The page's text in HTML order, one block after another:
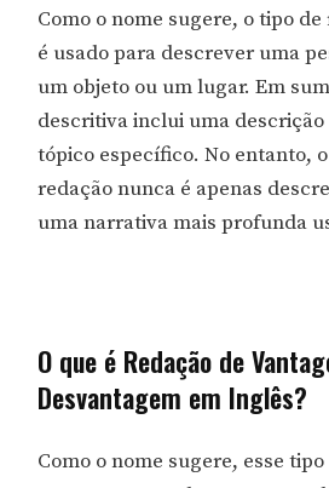
Como o nome sugere, o tipo
é usado para descrever uma
um objeto ou um lugar. Em
descritiva inclui uma
tópico específico. No entanto,
redação nunca é apenas
uma narrativa mais profunda
O que é Redação de
Desvantagem em Inglês?
Como o nome sugere, esse